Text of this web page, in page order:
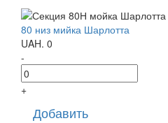
80 низ мийка Шарлотта
UAH. 0
-
+
Добавить